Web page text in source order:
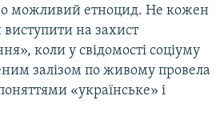
можливий етноцид. Не кожен
на захист
коли у свідомості соціуму
залізом по живому провела
«українське» і